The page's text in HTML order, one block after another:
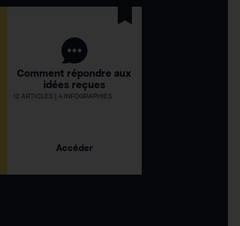
Comment répondre aux
idées reçues
12 ARTICLES | 4 INFOGRAPHIES
Accéder